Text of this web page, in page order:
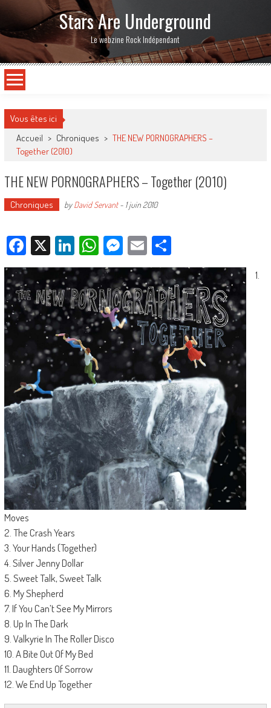
Stars Are Underground
Le webzine Rock Indépendant
Vous êtes ici
Accueil > Chroniques > THE NEW PORNOGRAPHERS –
Together (2010)
THE NEW PORNOGRAPHERS – Together (2010)
Chroniques byDavid Servant- 1 juin 2010
Facebook
X LinkedIn
WhatsApp
Messenger
EmailPartager
1.
Moves
2. The Crash Years
3. Your Hands (Together)
4. Silver Jenny Dollar
5. Sweet Talk, Sweet Talk
6. My Shepherd
7. If You Can’t See My Mirrors
8. Up In The Dark
9. Valkyrie In The Roller Disco
10. A Bite Out Of My Bed
11. Daughters Of Sorrow
12. We End Up Together